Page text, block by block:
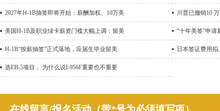
2027年H-1B抽签即将开始：薪酬加权、10万美 川普已撤销10
美国H-1B及职业绿卡薪资门槛大幅上调：留美 “十年美签”申请
H-1B“按薪抽签”正式落地，应届生毕业留美 日本签证费用
选EB-5项目， 为什么说I-956F重要也不重要